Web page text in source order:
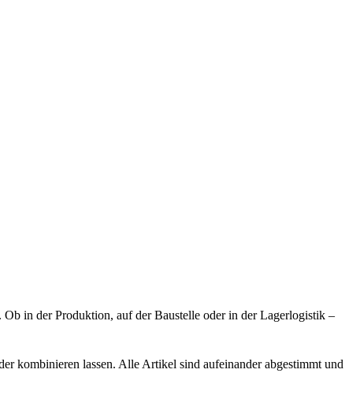
Ob in der Produktion, auf der Baustelle oder in der Lagerlogistik –
kombinieren lassen. Alle Artikel sind aufeinander abgestimmt und